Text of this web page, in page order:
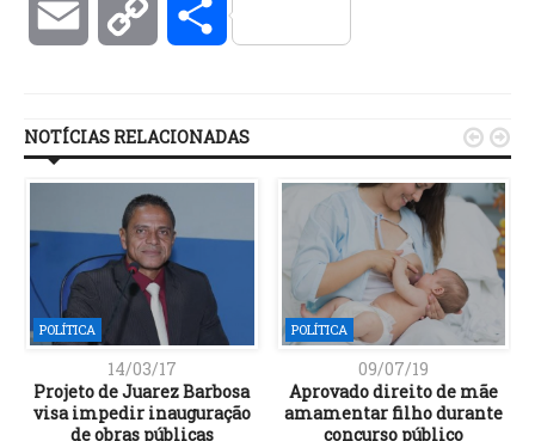
Email Copy Compartilhar
NOTÍCIAS RELACIONADAS
POLÍTICA
14/03/17
Projeto de Juarez Barbosa
visa impedir inauguração
de obras públicas
POLÍTICA
09/07/19
Aprovado direito de mãe
amamentar filho durante
concurso público
 